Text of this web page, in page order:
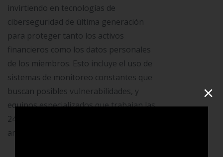
invirtiendo en tecnologías de
ciberseguridad de última generación
para proteger tanto los activos
financieros como los datos personales
de los miembros. Esto incluye el uso de
sistemas de monitoreo constantes que
buscan posibles vulnerabilidades, y
equipos especializados que trabajan las
24 horas del día para detectar y prevenir
amenazas.
×